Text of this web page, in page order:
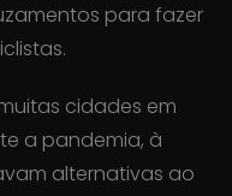
para fazer
cidades em
a pandemia, à
alternativas ao